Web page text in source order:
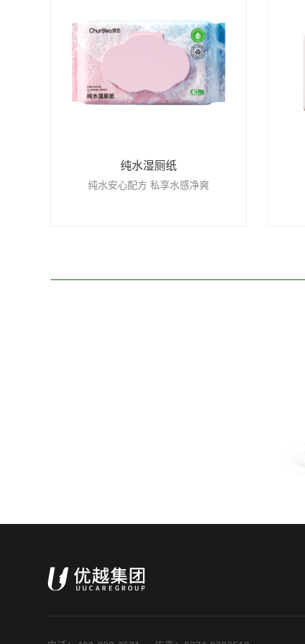
纯水湿厕纸
纯水安心配方 私享水感净爽